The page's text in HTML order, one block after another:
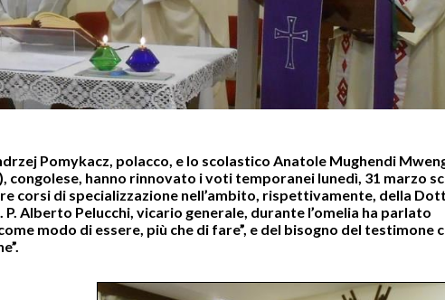
Pomykacz, polacco, e lo scolastico Anatole Mughendi
hanno rinnovato i voti temporanei lunedì, 31 marzo
corsi di specializzazione nell’ambito, rispettivamente, della
P. Alberto Pelucchi, vicario generale, durante l’omelia ha parlato
modo di essere, più che di fare”, e del bisogno del testimone